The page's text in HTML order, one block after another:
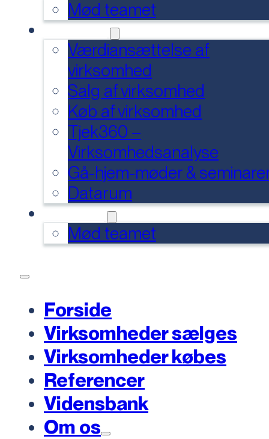
Mød teamet
Værdiansættelse af
virksomhed
Salg af virksomhed
Køb af virksomhed
Tjek360 –
Virksomhedsanalyse
Gå-hjem-møder &
Datarum
Mød teamet
Forside
Virksomheder sælges
Virksomheder købes
Referencer
Vidensbank
Om os